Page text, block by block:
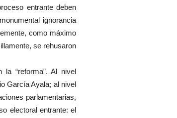
entrante deben
ignorancia
como máximo
se rehusaron
“reforma”. Al nivel
García Ayala; al nivel
parlamentarias,
electoral entrante: el